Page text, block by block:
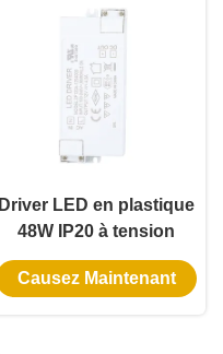
Driver LED en plastique
48W IP20 à tension
constante
Causez Maintenant